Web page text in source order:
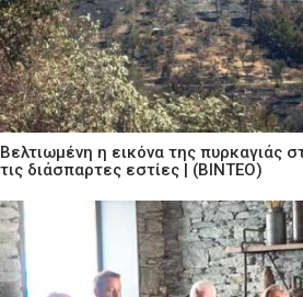
Βελτιωμένη η εικόνα της πυρκαγιάς
τις διάσπαρτες εστίες | (ΒΙΝΤΕΟ)